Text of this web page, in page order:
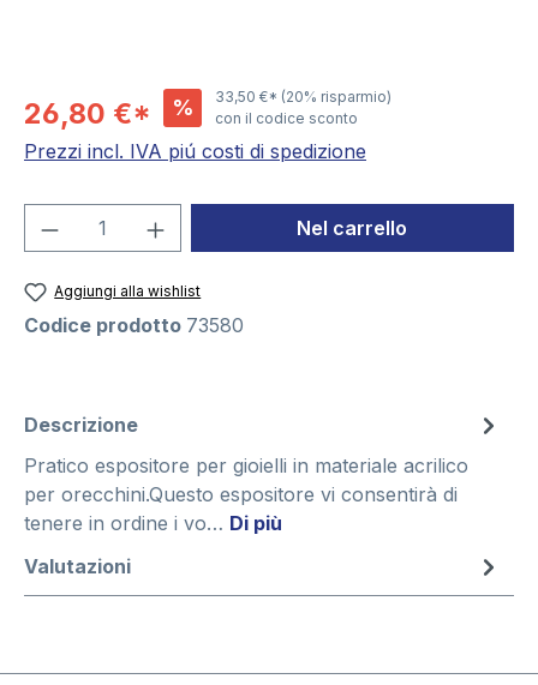
26,80 €* % 33,50 €* (20% risparmio)
con il codice sconto
Prezzi incl. IVA piú costi di spedizione
Quantità del prodotto: inserisci la
Nel carrello
Aggiungi alla wishlist
Codice prodotto 73580
Descrizione
Pratico espositore per gioielli in materiale acrilico
per orecchini.Questo espositore vi consentirà di
tenere in ordine i vo… Di più
Valutazioni